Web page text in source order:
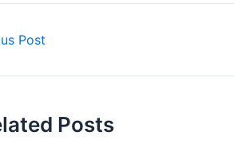
Post
Posts